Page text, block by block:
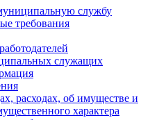
службу
требования
служащих
расходах, об имуществе и
характера